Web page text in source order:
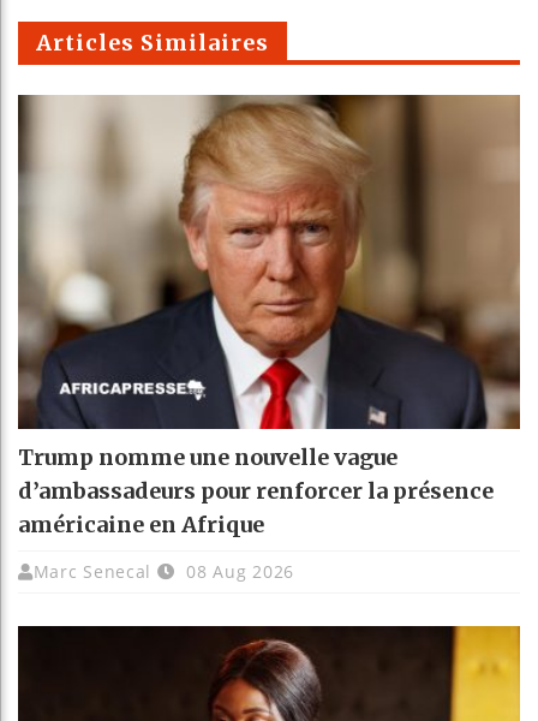
m
Articles Similaires
Trump nomme une nouvelle vague
d’ambassadeurs pour renforcer la présence
américaine en Afrique
Marc Senecal 08 Aug 2026